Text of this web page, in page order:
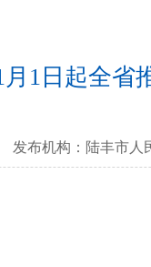
1日起全省
发布机构： 陆丰市人